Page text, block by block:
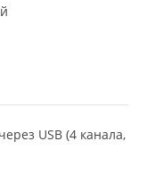
USB (4 канала,